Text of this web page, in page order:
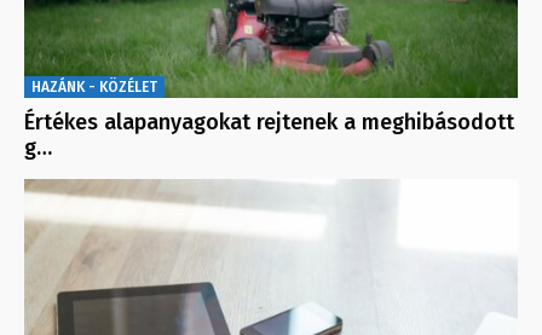
HAZÁNK - KÖZÉLET
Értékes alapanyagokat rejtenek a meghibásodott
g…